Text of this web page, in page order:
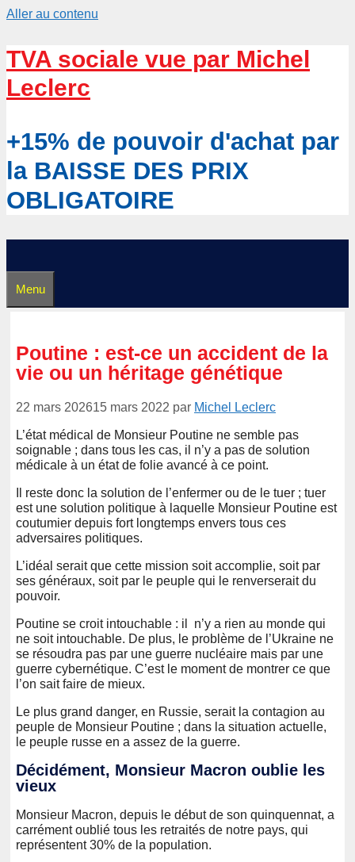
Aller au contenu
TVA sociale vue par Michel
Leclerc
+15% de pouvoir d'achat par
la BAISSE DES PRIX
OBLIGATOIRE
Menu
Poutine : est-ce un accident de la
vie ou un héritage génétique
22 mars 202615 mars 2022 par Michel Leclerc
L’état médical de Monsieur Poutine ne semble pas
soignable ; dans tous les cas, il n’y a pas de solution
médicale à un état de folie avancé à ce point.
Il reste donc la solution de l’enfermer ou de le tuer ; tuer
est une solution politique à laquelle Monsieur Poutine est
coutumier depuis fort longtemps envers tous ces
adversaires politiques.
L’idéal serait que cette mission soit accomplie, soit par
ses généraux, soit par le peuple qui le renverserait du
pouvoir.
Poutine se croit intouchable : il n’y a rien au monde qui
ne soit intouchable. De plus, le problème de l’Ukraine ne
se résoudra pas par une guerre nucléaire mais par une
guerre cybernétique. C’est le moment de montrer ce que
l’on sait faire de mieux.
Le plus grand danger, en Russie, serait la contagion au
peuple de Monsieur Poutine ; dans la situation actuelle,
le peuple russe en a assez de la guerre.
Décidément, Monsieur Macron oublie les
vieux
Monsieur Macron, depuis le début de son quinquennat, a
carrément oublié tous les retraités de notre pays, qui
représentent 30% de la population.